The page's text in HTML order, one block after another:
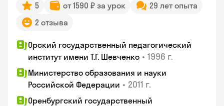
5 от 1590 ₽ за урок
29 лет опыта
2 отзыва
Орский государственный педагогический
институт имени Т.Г. Шевченко • 1996 г.
Министерство образования и науки
Российской Федерации • 2011 г.
Оренбургский государственный